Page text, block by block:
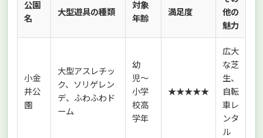
公園
名
大型遊具の種類
対象
年齢
満足度
他の
魅力
小金
井公
園
大型アスレチッ
ク、ソリゲレン
デ、ふわふわド
ーム
幼
児〜
小学
校高
学年
★★★★★
広大
な芝
生、
自転
車レ
ンタ
ル